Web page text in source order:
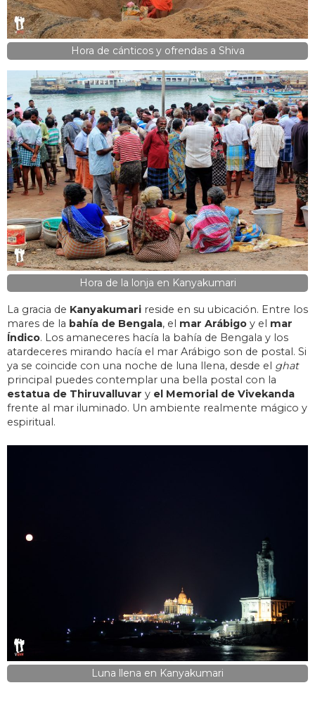
Hora de cánticos y ofrendas a Shiva
Hora de la lonja en Kanyakumari
La gracia de Kanyakumari reside en su ubicación. Entre los
mares de la bahía de Bengala, el mar Arábigo y el mar
Índico. Los amaneceres hacía la bahía de Bengala y los
atardeceres mirando hacía el mar Arábigo son de postal. Si
ya se coincide con una noche de luna llena, desde el ghat
principal puedes contemplar una bella postal con la
estatua de Thiruvalluvar y el Memorial de Vivekanda
frente al mar iluminado. Un ambiente realmente mágico y
espiritual.
Luna llena en Kanyakumari